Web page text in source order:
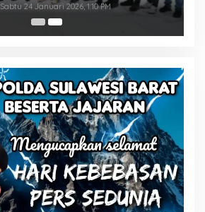
Sabtu 24 Januari 2026, 1:10 PM